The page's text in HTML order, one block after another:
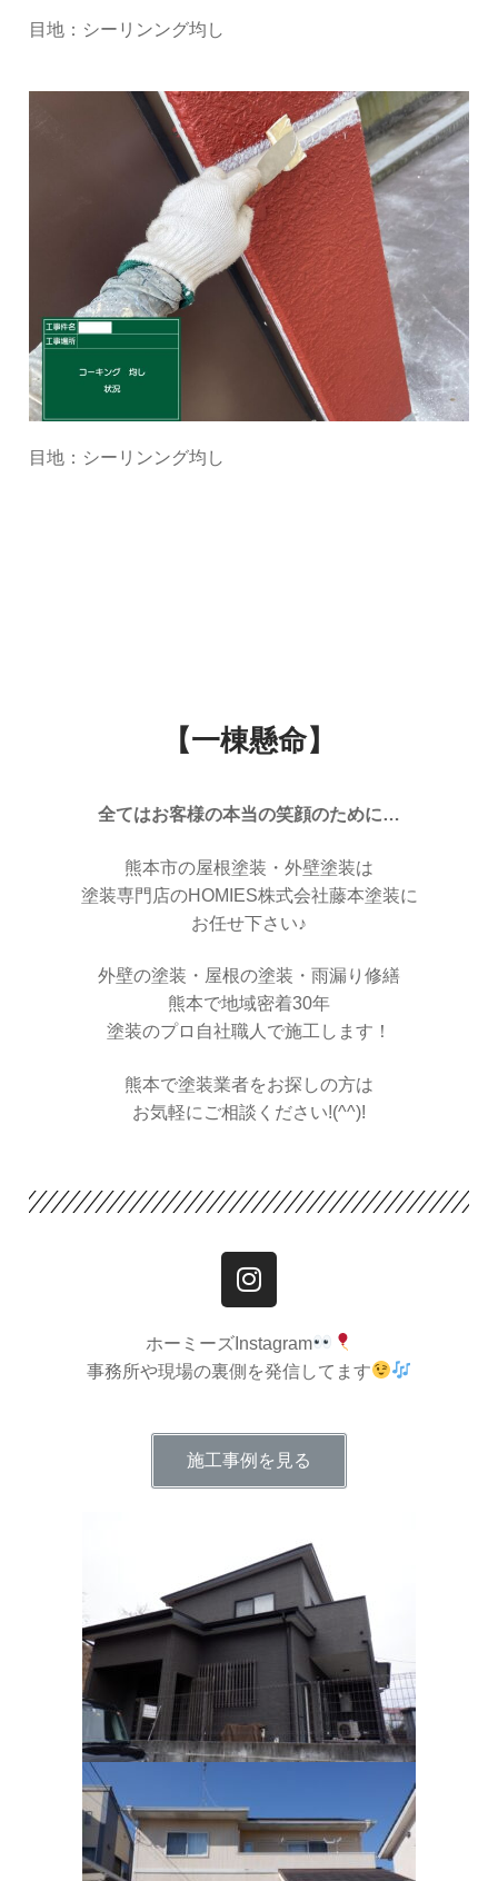
目地：シーリンング均し
目地：シーリンング均し
【一棟懸命】
全てはお客様の本当の笑顔のために…
熊本市の屋根塗装・外壁塗装は
塗装専門店のHOMIES株式会社藤本塗装に
お任せ下さい♪
外壁の塗装・屋根の塗装・雨漏り修繕
熊本で地域密着30年
塗装のプロ自社職人で施工します！
熊本で塗装業者をお探しの方は
お気軽にご相談ください!(^^)!
ホーミーズInstagram
事務所や現場の裏側を発信してます
施工事例を見る